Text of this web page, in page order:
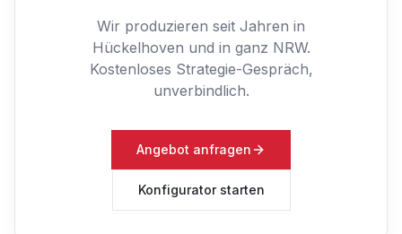
Wir produzieren seit Jahren in
Hückelhoven und in ganz NRW.
Kostenloses Strategie-Gespräch,
unverbindlich.
Angebot anfragen
Konfigurator starten